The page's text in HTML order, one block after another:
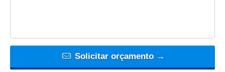
Solicitar orçamento →